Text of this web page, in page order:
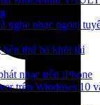
nghe nhạc ngoại
thứ ba khỏi tài
nhạc trên iPhone
trên Windows 10